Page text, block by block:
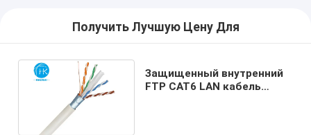
Получить Лучшую Цену Для
Защищенный внутренний
FTP CAT6 LAN кабель